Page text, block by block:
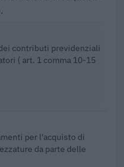
contributi previdenziali
( art. 1 comma 10-15
per l'acquisto di
da parte delle